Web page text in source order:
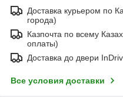
Доставка курьером по
города)
Казпочта по всему
оплаты)
Доставка до двери
Все условия доставки